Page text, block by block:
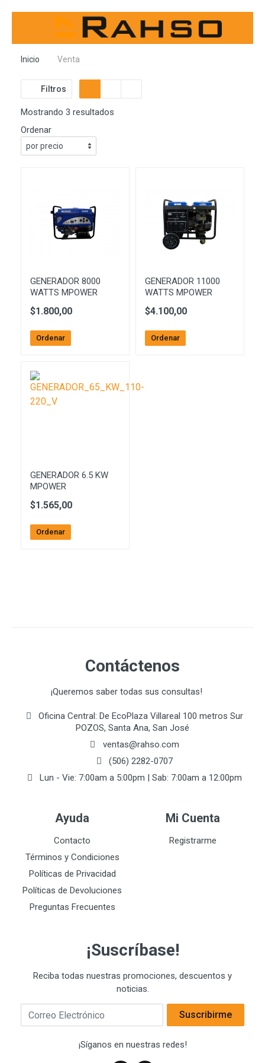
Inicio Venta
Filtros
Mostrando 3 resultados
Ordenar
GENERADOR 8000
WATTS MPOWER
$1.800,00
Ordenar
GENERADOR 11000
WATTS MPOWER
$4.100,00
Ordenar
GENERADOR 6.5 KW
MPOWER
$1.565,00
Ordenar
Contáctenos
¡Queremos saber todas sus consultas!
Oficina Central: De EcoPlaza Villareal 100 metros Sur
POZOS, Santa Ana, San José
ventas@rahso.com
(506) 2282-0707
Lun - Vie: 7:00am a 5:00pm | Sab: 7:00am a 12:00pm
Ayuda
Contacto
Términos y Condiciones
Políticas de Privacidad
Políticas de Devoluciones
Preguntas Frecuentes
Mi Cuenta
Registrarme
¡Suscríbase!
Reciba todas nuestras promociones, descuentos y
noticias.
Correo Electrónico Suscribirme
¡Síganos en nuestras redes!